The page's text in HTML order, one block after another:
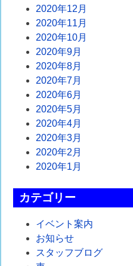
2020年12月
2020年11月
2020年10月
2020年9月
2020年8月
2020年7月
2020年6月
2020年5月
2020年4月
2020年3月
2020年2月
2020年1月
カテゴリー
イベント案内
お知らせ
スタッフブログ